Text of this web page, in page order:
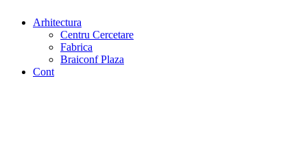
Arhitectura
Centru Cercetare
Fabrica
Braiconf Plaza
Cont